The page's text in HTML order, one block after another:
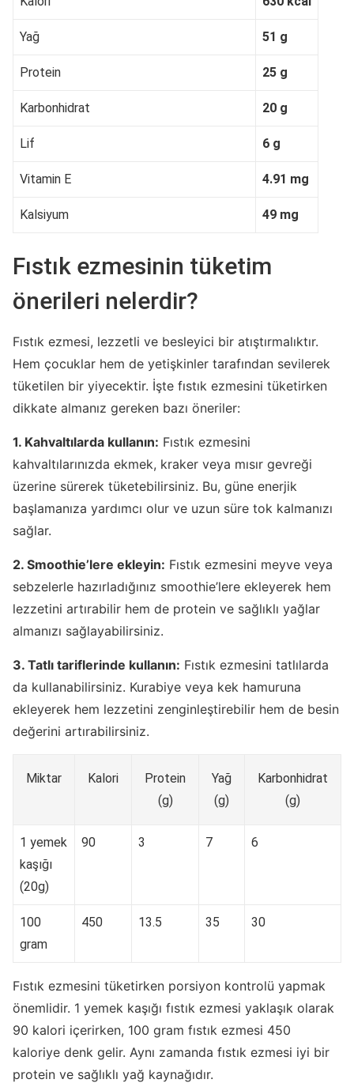
Yağ 51 g
Protein 25 g
Karbonhidrat 20 g
Lif 6 g
Vitamin E 4.91 mg
Kalsiyum 49 mg
Fıstık ezmesinin tüketim
önerileri nelerdir?
Fıstık ezmesi, lezzetli ve besleyici bir atıştırmalıktır.
Hem çocuklar hem de yetişkinler tarafından sevilerek
tüketilen bir yiyecektir. İşte fıstık ezmesini tüketirken
dikkate almanız gereken bazı öneriler:
1. Kahvaltılarda kullanın: Fıstık ezmesini
kahvaltılarınızda ekmek, kraker veya mısır gevreği
üzerine sürerek tüketebilirsiniz. Bu, güne enerjik
başlamanıza yardımcı olur ve uzun süre tok kalmanızı
sağlar.
2. Smoothie’lere ekleyin: Fıstık ezmesini meyve veya
sebzelerle hazırladığınız smoothie’lere ekleyerek hem
lezzetini artırabilir hem de protein ve sağlıklı yağlar
almanızı sağlayabilirsiniz.
3. Tatlı tariflerinde kullanın: Fıstık ezmesini tatlılarda
da kullanabilirsiniz. Kurabiye veya kek hamuruna
ekleyerek hem lezzetini zenginleştirebilir hem de besin
değerini artırabilirsiniz.
Miktar Kalori
Protein
(g)
Yağ
(g)
Karbonhidrat
(g)
1 yemek
kaşığı
(20g)
90 3 7 6
100
gram
450 13.5 35 30
Fıstık ezmesini tüketirken porsiyon kontrolü yapmak
önemlidir. 1 yemek kaşığı fıstık ezmesi yaklaşık olarak
90 kalori içerirken, 100 gram fıstık ezmesi 450
kaloriye denk gelir. Aynı zamanda fıstık ezmesi iyi bir
protein ve sağlıklı yağ kaynağıdır.